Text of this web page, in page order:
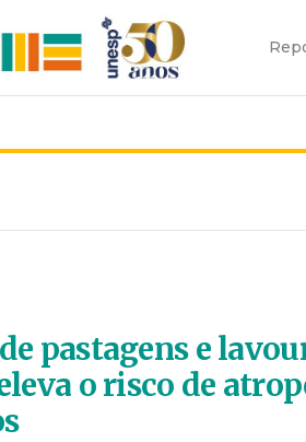
pastagens e
o risco de